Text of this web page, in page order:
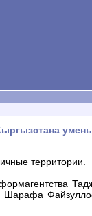
территории.